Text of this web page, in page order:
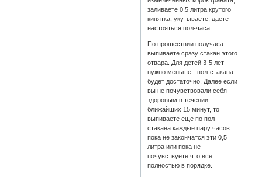
заливаете 0,5 литра крутого
кипятка, укутываете, даете
настояться пол-часа.
По прошествии получаса
выпиваете сразу стакан этого
отвара. Для детей 3-5 лет
нужно меньше - пол-стакана
будет достаточно. Далее если
вы не почувствовали себя
здоровым в течении
ближайших 15 минут, то
выпиваете еще по пол-
стакана каждые пару часов
пока не закончатся эти 0,5
литра или пока не
почувствуете что все
полностью в порядке.